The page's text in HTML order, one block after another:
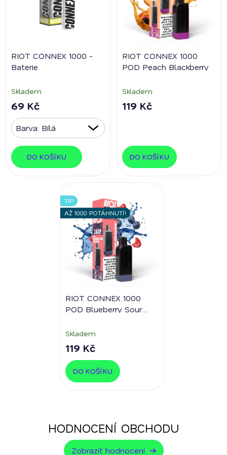
RIOT CONNEX 1000 -
Baterie
Skladem
69 Kč
DO KOŠÍKU
RIOT CONNEX 1000
POD Peach Blackberry
Skladem
119 Kč
DO KOŠÍKU
TIP
AŽ 1000 POTÁHNUTÍ!
RIOT CONNEX 1000
POD Blueberry Sour
Skladem
119 Kč
DO KOŠÍKU
HODNOCENÍ OBCHODU
Zobrazit hodnocení